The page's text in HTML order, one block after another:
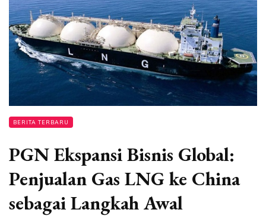
BERITA TERBARU
PGN Ekspansi Bisnis Global:
Penjualan Gas LNG ke China
sebagai Langkah Awal